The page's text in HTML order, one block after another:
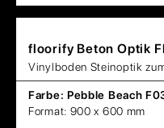
floorify Beton Optik
Vinylboden Steinoptik
Farbe: Pebble Beach
Format: 900 x 600 mm